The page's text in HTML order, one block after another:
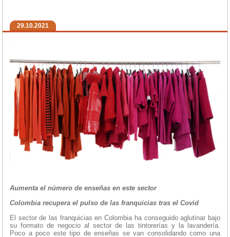
29.10.2021
Aumenta el número de enseñas en este sector
Colombia recupera el pulso de las franquicias tras el Covid
El sector de las franquicias en Colombia ha conseguido aglutinar bajo
su formato de negocio al sector de las tintorerías y la lavandería.
Poco a poco este tipo de enseñas se van consolidando como una